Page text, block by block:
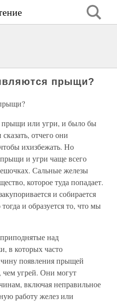
прыщи?
прыщи или угри, и было бы
отчего они
ихизбежать. Но
и угри чаще всего
Сальные железы
которое туда попадает.
и собирается
и образуется то, что мы
над
в которых часто
появления прыщей
чем угрей. Они могут
включая неправильное
работу желез или